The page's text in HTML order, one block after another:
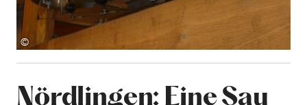
©
Nördlingen: Eine Sau